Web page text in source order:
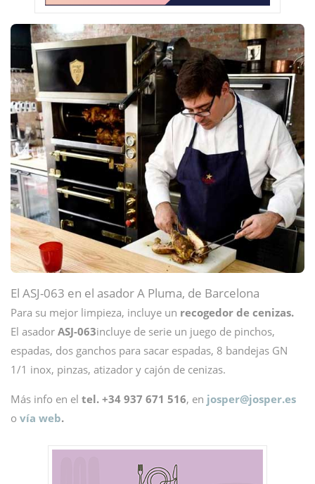
El ASJ-063 en el asador A Pluma, de Barcelona
Para su mejor limpieza, incluye un recogedor de cenizas.
El asador ASJ-063incluye de serie un juego de pinchos,
espadas, dos ganchos para sacar espadas, 8 bandejas GN
1/1 inox, pinzas, atizador y cajón de cenizas.
Más info en el tel. +34 937 671 516, en josper@josper.es
o vía web.